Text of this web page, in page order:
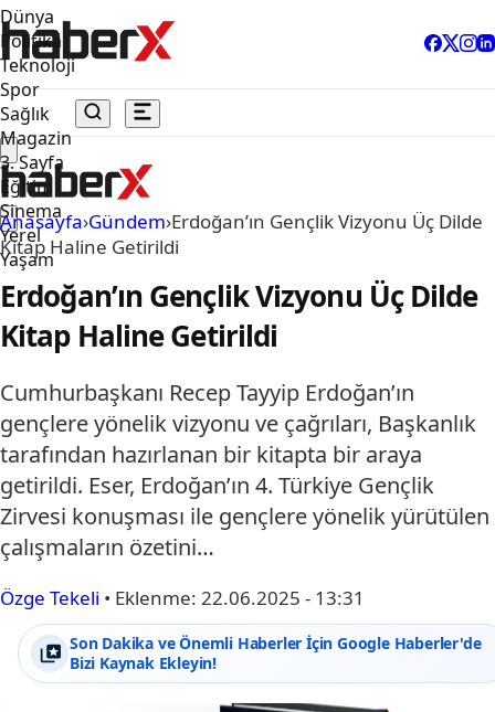
Dünya
Politika
Teknoloji
Spor
Sağlık
Magazin
3. Sayfa
Eğitim
Sinema
Yerel
Yaşam
Anasayfa›Gündem›Erdoğan’ın Gençlik Vizyonu Üç Dilde
Kitap Haline Getirildi
Erdoğan’ın Gençlik Vizyonu Üç Dilde
Kitap Haline Getirildi
Cumhurbaşkanı Recep Tayyip Erdoğan’ın
gençlere yönelik vizyonu ve çağrıları, Başkanlık
tarafından hazırlanan bir kitapta bir araya
getirildi. Eser, Erdoğan’ın 4. Türkiye Gençlik
Zirvesi konuşması ile gençlere yönelik yürütülen
çalışmaların özetini…
Özge Tekeli • Eklenme: 22.06.2025 - 13:31
Son Dakika ve Önemli Haberler İçin Google Haberler'de
Bizi Kaynak Ekleyin!